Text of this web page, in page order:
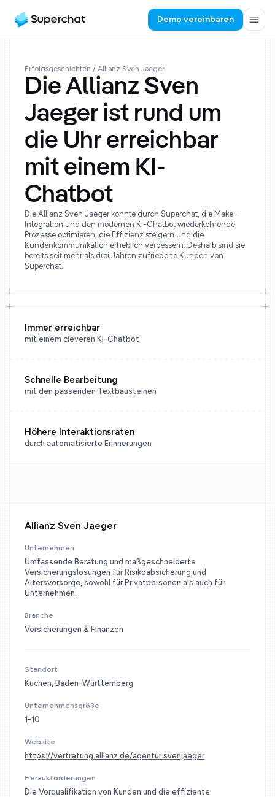
Demo vereinbaren
Erfolgsgeschichten / Allianz Sven Jaeger
Die Allianz Sven
Jaeger ist rund um
die Uhr erreichbar
mit einem KI-
Chatbot
Die Allianz Sven Jaeger konnte durch Superchat, die Make-
Integration und den modernen KI-Chatbot wiederkehrende
Prozesse optimieren, die Effizienz steigern und die
Kundenkommunikation erheblich verbessern. Deshalb sind sie
bereits seit mehr als drei Jahren zufriedene Kunden von
Superchat.
Immer erreichbar
mit einem cleveren KI-Chatbot
Schnelle Bearbeitung
mit den passenden Textbausteinen
Höhere Interaktionsraten
durch automatisierte Erinnerungen
Allianz Sven Jaeger
Unternehmen
Umfassende Beratung und maßgeschneiderte
Versicherungslösungen für Risikoabsicherung und
Altersvorsorge, sowohl für Privatpersonen als auch für
Unternehmen.
Branche
Versicherungen & Finanzen
Standort
Kuchen, Baden-Württemberg
Unternehmensgröße
1-10
Website
https://vertretung.allianz.de/agentur.svenjaeger
Herausforderungen
Die Vorqualifikation von Kunden und die effiziente